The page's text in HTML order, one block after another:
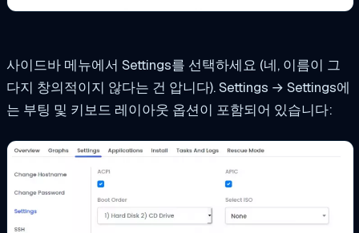
사이드바 메뉴에서 Settings를 선택하세요 (네, 이름이 그
다지 창의적이지 않다는 건 압니다). Settings → Settings에
는 부팅 및 키보드 레이아웃 옵션이 포함되어 있습니다: